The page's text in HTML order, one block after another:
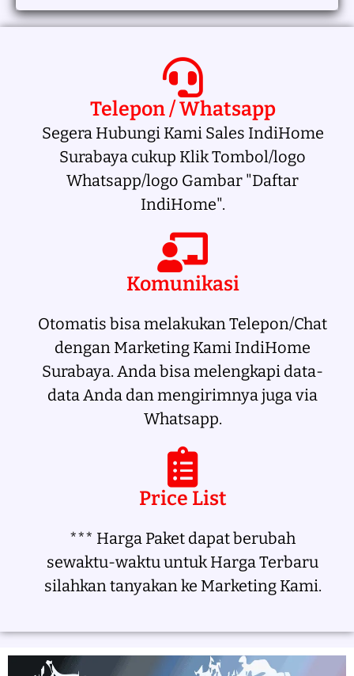
Telepon / Whatsapp
Segera Hubungi Kami Sales IndiHome
Surabaya cukup Klik Tombol/logo
Whatsapp/logo Gambar "Daftar
IndiHome".
Komunikasi
Otomatis bisa melakukan Telepon/Chat
dengan Marketing Kami IndiHome
Surabaya. Anda bisa melengkapi data-
data Anda dan mengirimnya juga via
Whatsapp.
Price List
*** Harga Paket dapat berubah
sewaktu-waktu untuk Harga Terbaru
silahkan tanyakan ke Marketing Kami.